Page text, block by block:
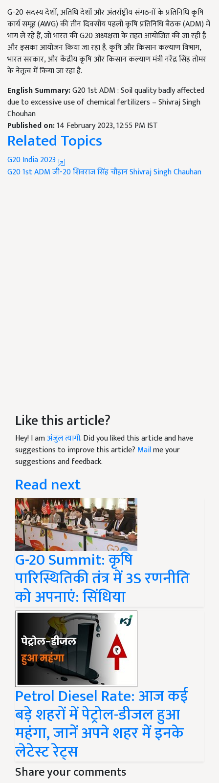
G-20 सदस्य देशों, अतिथि देशों और अंतर्राष्ट्रीय संगठनों के प्रतिनिधि कृषि
कार्य समूह (AWG) की तीन दिवसीय पहली कृषि प्रतिनिधि बैठक (ADM) में
भाग ले रहे हैं, जो भारत की G20 अध्यक्षता के तहत आयोजित की जा रही है
और इसका आयोजन किया जा रहा है. कृषि और किसान कल्याण विभाग,
भारत सरकार, और केंद्रीय कृषि और किसान कल्याण मंत्री नरेंद्र सिंह तोमर
के नेतृत्व में किया जा रहा है.
English Summary:G20 1st ADM : Soil quality badly affected
due to excessive use of chemical fertilizers – Shivraj Singh
Chouhan
Published on:14 February 2023, 12:55 PM IST
Related Topics
G20 India 2023
G20 1st ADMजी-20शिवराज सिंह चौहानShivraj Singh Chauhan
Like this article?
Hey! I amअंजुल त्यागी. Did you liked this article and have
suggestions to improve this article? Mailme your
suggestions and feedback.
Read next
G-20 Summit: कृषि
पारिस्थितिकी तंत्र में 3S रणनीति
को अपनाएं: सिंधिया
Petrol Diesel Rate: आज कई
बड़े शहरों में पेट्रोल-डीजल हुआ
महंगा, जानें अपने शहर में इनके
लेटेस्ट रेट्स
Share your comments